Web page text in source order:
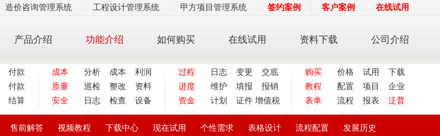
造价咨询管理系统 工程设计管理系统 甲方项目管理系统 签约案例 客户案例 在线试用
产品介绍 功能介绍 如何购买 在线试用 资料下载 公司介绍
付款
付款
结算
成本 分析 成本
利润
质量
巡检 整改
资料
安全
日志 检查 设备
过程 日志 变更
交底
进度
维护 填报
报销
资金
计划 证件 增值税
购买 价格 试用
下载
教程
配置 项目
企业
表单
流程 报表 泛普
售前解答 视频教程 下载中心 现在试用 个性需求 表格设计 流程配置 发展历史